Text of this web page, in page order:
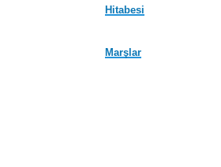
Hitabesi
Marşlar